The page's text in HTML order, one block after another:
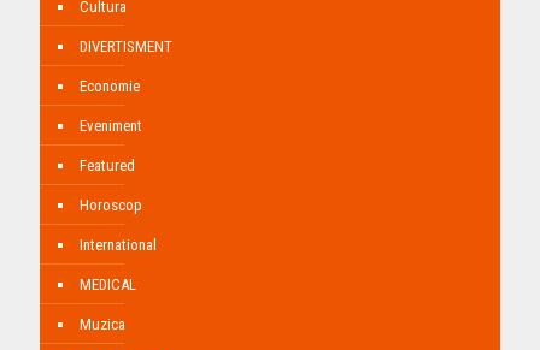
Cultura
DIVERTISMENT
Economie
Eveniment
Featured
Horoscop
International
MEDICAL
Muzica